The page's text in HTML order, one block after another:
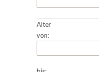
Alter
von: